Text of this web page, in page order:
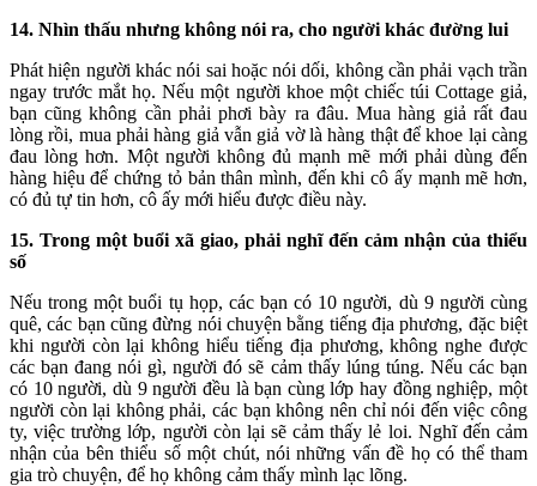
14. Nhìn thấu nhưng không nói ra, cho người khác đường lui
Phát hiện người khác nói sai hoặc nói dối, không cần phải vạch trần
ngay trước mắt họ. Nếu một người khoe một chiếc túi Cottage giả,
bạn cũng không cần phải phơi bày ra đâu. Mua hàng giả rất đau
lòng rồi, mua phải hàng giả vẫn giả vờ là hàng thật để khoe lại càng
đau lòng hơn. Một người không đủ mạnh mẽ mới phải dùng đến
hàng hiệu để chứng tỏ bản thân mình, đến khi cô ấy mạnh mẽ hơn,
có đủ tự tin hơn, cô ấy mới hiểu được điều này.
15. Trong một buổi xã giao, phải nghĩ đến cảm nhận của thiểu
số
Nếu trong một buổi tụ họp, các bạn có 10 người, dù 9 người cùng
quê, các bạn cũng đừng nói chuyện bằng tiếng địa phương, đặc biệt
khi người còn lại không hiểu tiếng địa phương, không nghe được
các bạn đang nói gì, người đó sẽ cảm thấy lúng túng. Nếu các bạn
có 10 người, dù 9 người đều là bạn cùng lớp hay đồng nghiệp, một
người còn lại không phải, các bạn không nên chỉ nói đến việc công
ty, việc trường lớp, người còn lại sẽ cảm thấy lẻ loi. Nghĩ đến cảm
nhận của bên thiểu số một chút, nói những vấn đề họ có thể tham
gia trò chuyện, để họ không cảm thấy mình lạc lõng.